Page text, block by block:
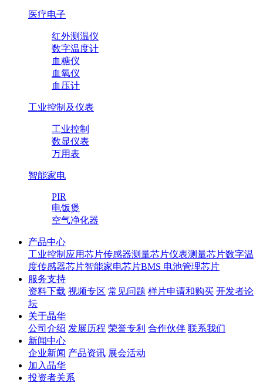
医疗电子
红外测温仪
数字温度计
血糖仪
血氧仪
血压计
工业控制及仪表
工业控制
数显仪表
万用表
智能家电
PIR
电饭煲
空气净化器
产品中心
工业控制应用芯片传感器测量芯片仪表测量芯片数字温
度传感器芯片智能家电芯片BMS 电池管理芯片
服务支持
资料下载 视频专区 常见问题 样片申请和购买 开发者论
坛
关于晶华
公司介绍 发展历程 荣誉专利 合作伙伴 联系我们
新闻中心
企业新闻 产品资讯 展会活动
加入晶华
投资者关系